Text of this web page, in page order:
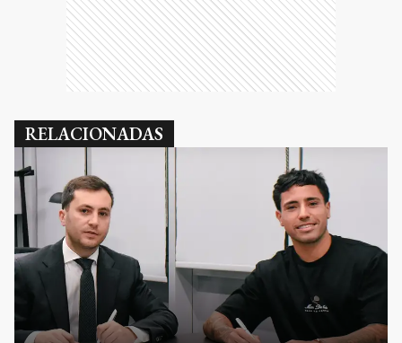
RELACIONADAS